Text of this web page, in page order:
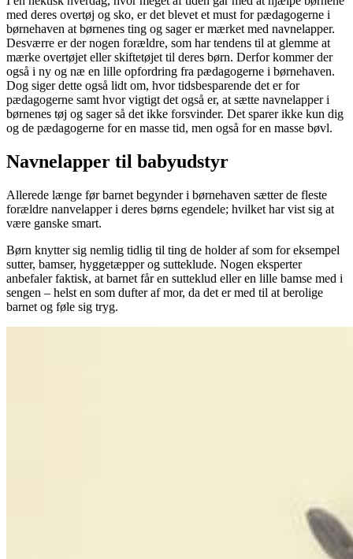
med deres overtøj og sko, er det blevet et must for pædagogerne i
børnehaven at børnenes ting og sager er mærket med navnelapper.
Desværre er der nogen forældre, som har tendens til at glemme at
mærke overtøjet eller skiftetøjet til deres børn. Derfor kommer der
også i ny og næ en lille opfordring fra pædagogerne i børnehaven.
Dog siger dette også lidt om, hvor tidsbesparende det er for
pædagogerne samt hvor vigtigt det også er, at sætte navnelapper i
børnenes tøj og sager så det ikke forsvinder. Det sparer ikke kun dig
og de pædagogerne for en masse tid, men også for en masse bøvl.
Navnelapper til babyudstyr
Allerede længe før barnet begynder i børnehaven sætter de fleste
forældre nanvelapper i deres børns egendele; hvilket har vist sig at
være ganske smart.
Børn knytter sig nemlig tidlig til ting de holder af som for eksempel
sutter, bamser, hyggetæpper og sutteklude. Nogen eksperter
anbefaler faktisk, at barnet får en sutteklud eller en lille bamse med i
sengen – helst en som dufter af mor, da det er med til at berolige
barnet og føle sig tryg.